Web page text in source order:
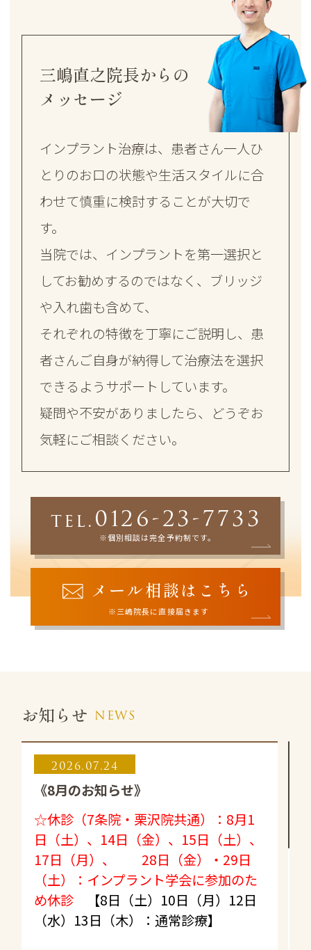
三嶋直之院長からの
メッセージ
インプラント治療は、患者さん一人ひ
とりのお口の状態や生活スタイルに合
わせて慎重に検討することが大切で
す。
当院では、インプラントを第一選択と
してお勧めするのではなく、ブリッジ
や入れ歯も含めて、
それぞれの特徴を丁寧にご説明し、患
者さんご自身が納得して治療法を選択
できるようサポートしています。
疑問や不安がありましたら、どうぞお
気軽にご相談ください。
tel.0126-23-7733
※個別相談は完全予約制です。
メール相談はこちら
※三嶋院長に直接届きます
お知らせ NEWS
2026.07.24
《8月のお知らせ》
☆休診（7条院・栗沢院共通）：8月1
日（土）、14日（金）、15日（土）、
17日（月）、 28日（金）・29日
（土）：インプラント学会に参加のた
め休診
【8日（土）10日（月）12日
（水）13日（木）：通常診療】